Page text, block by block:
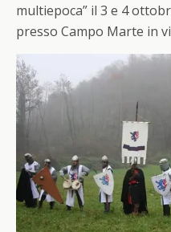
multiepoca” il 3 e 4
presso Campo Marte in